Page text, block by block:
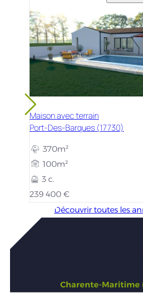
Maison avec terrain
Port-Des-Barques (17730)
370m²
100m²
3 c.
239 400 €
Découvrir toutes les
Charente-Maritime